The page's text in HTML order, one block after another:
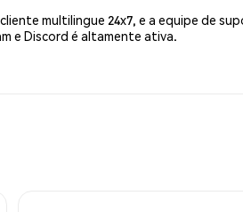
multilingue 24x7, e a equipe de
e Discord é altamente ativa.